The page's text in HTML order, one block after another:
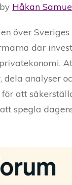
Håkan
över
där
analyser
att
spegla